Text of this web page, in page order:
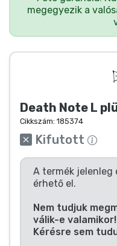
megegyezik a
Death Note L
Cikkszám: 185374
Kifutott
A termék jelenleg
érhető el.
Nem tudjuk
válik-e valamikor!
Kérésre sem
Animés cuccok
Gamer cuccok
Zenés cuccok
Terméktípusok